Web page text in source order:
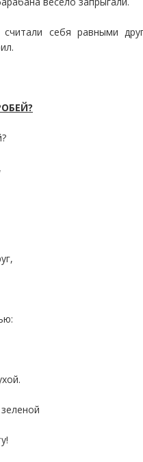
себя равными